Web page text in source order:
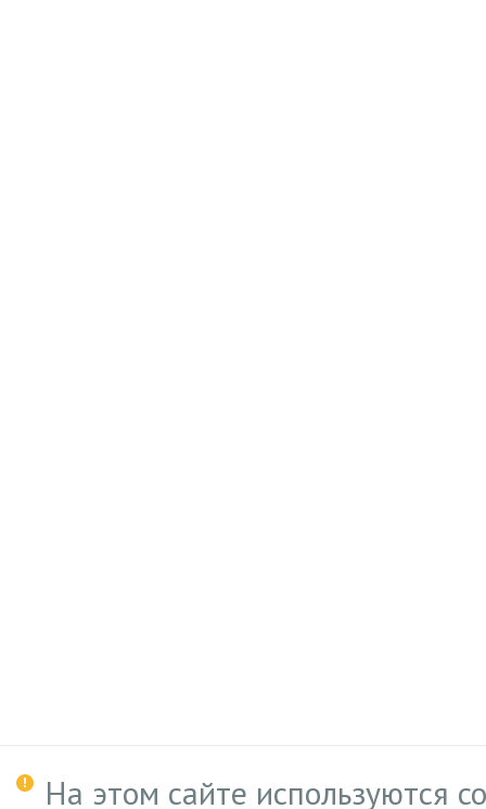
На этом сайте используются